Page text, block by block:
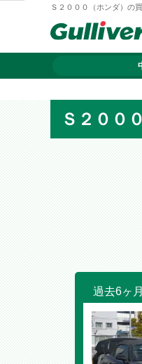
Ｓ２０００（ホンダ）の
Ｓ２００
過去6ヶ